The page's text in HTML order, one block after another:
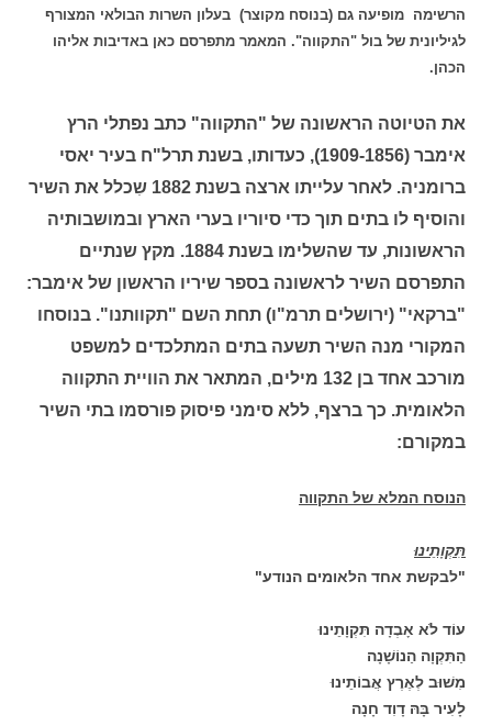
הרשימה מופיעה גם (בנוסח מקוצר) בעלון השרות הבולאי המצורף
לגיליונית של בול "התקווה". המאמר מתפרסם כאן באדיבות אליהו
הכהן.
את הטיוטה הראשונה של "התקווה" כתב נפתלי הרץ
אימבר (1909-1856), כעדותו, בשנת תרל"ח בעיר יאסי
ברומניה. לאחר עלייתו ארצה בשנת 1882 שִכלל את השיר
והוסיף לו בתים תוך כדי סיוריו בערי הארץ ובמושבותיה
הראשונות, עד שהשלימו בשנת 1884. מקץ שנתיים
התפרסם השיר לראשונה בספר שיריו הראשון של אימבר:
"ברקאי" (ירושלים תרמ"ו) תחת השם "תקוותנו". בנוסחו
המקורי מנה השיר תשעה בתים המתלכדים למשפט
מורכב אחד בן 132 מילים, המתאר את הוויית התקווה
הלאומית. כך ברצף, ללא סימני פיסוק פורסמו בתי השיר
במקורם:
הנוסח המלא של התקווה
תִּקְוָתֵינוּ
"לבקשת אחד הלאומים הנודע"
עוֹד לֹא אָבְדָה תִּקְוָתֵינוּ
הַתִּקְוָה הַנוֹשָׁנָה
מִשׁוּב לְאֶרֶץ אֲבוֹתֵינוּ
לָעִיר בָּהּ דָוִד חָנָה